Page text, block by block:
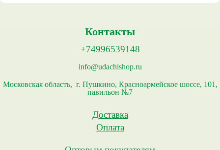
Контакты
+74996539148
info@udachishop.ru
Московская область, г. Пушкино, Красноармейское шоссе, 101,
павильон №7
Доставка
Оплата